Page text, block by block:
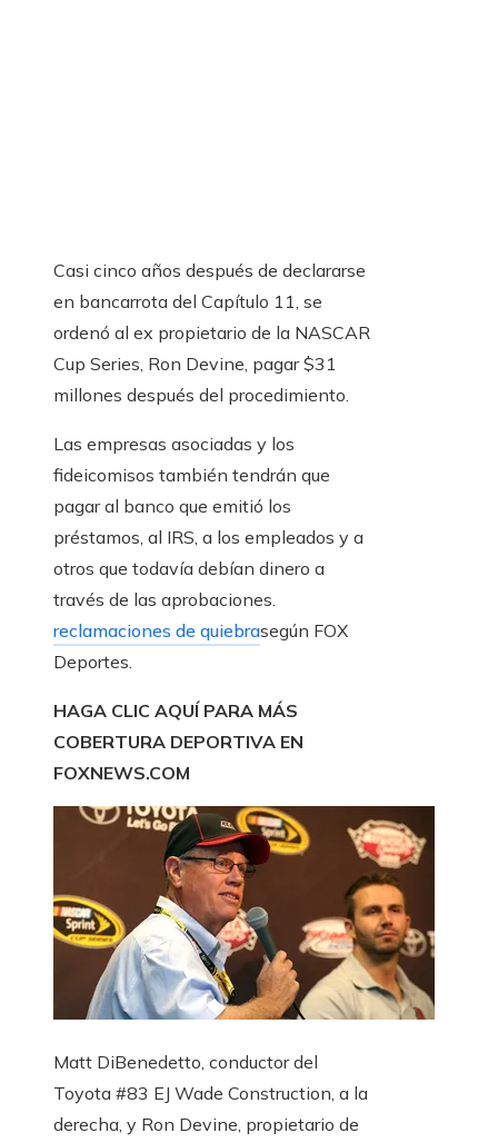
Casi cinco años después de declararse
en bancarrota del Capítulo 11, se
ordenó al ex propietario de la NASCAR
Cup Series, Ron Devine, pagar $31
millones después del procedimiento.
Las empresas asociadas y los
fideicomisos también tendrán que
pagar al banco que emitió los
préstamos, al IRS, a los empleados y a
otros que todavía debían dinero a
través de las aprobaciones.
reclamaciones de quiebrasegún FOX
Deportes.
HAGA CLIC AQUÍ PARA MÁS
COBERTURA DEPORTIVA EN
FOXNEWS.COM
Matt DiBenedetto, conductor del
Toyota #83 EJ Wade Construction, a la
derecha, y Ron Devine, propietario de